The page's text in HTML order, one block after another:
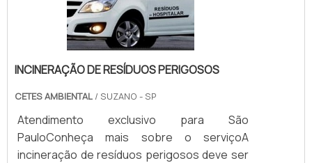
INCINERAÇÃO DE RESÍDUOS PERIGOSOS
CETES AMBIENTAL / SUZANO - SP
Atendimento exclusivo para São
PauloConheça mais sobre o serviçoA
incineração de resíduos perigosos deve ser